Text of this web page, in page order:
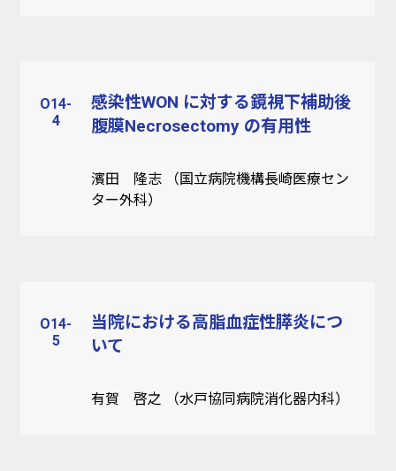
O14-
4
感染性WON に対する鏡視下補助後
腹膜Necrosectomy の有用性
濱田 隆志 （国立病院機構長崎医療セン
ター外科）
O14-
5
当院における高脂血症性膵炎につ
いて
有賀 啓之 （水戸協同病院消化器内科）